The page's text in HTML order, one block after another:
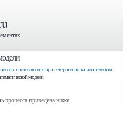
протекающих при гетерогенно-каталитическом
модели
процесса приведена ниже.